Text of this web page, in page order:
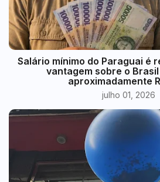
​Salário mínimo do Paraguai é
vantagem sobre o
aproximadamente
julho 01, 2026